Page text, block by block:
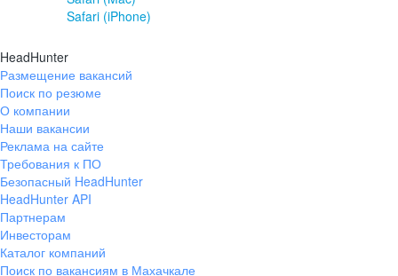
Safari (iPhone)
HeadHunter
Размещение вакансий
Поиск по резюме
О компании
Наши вакансии
Реклама на сайте
Требования к ПО
Безопасный HeadHunter
HeadHunter API
Партнерам
Инвесторам
Каталог компаний
Поиск по вакансиям в Махачкале